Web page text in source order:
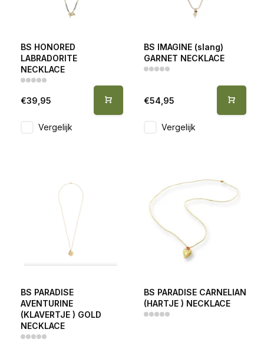
BS HONORED
LABRADORITE
NECKLACE
€39,95
Vergelijk
BS IMAGINE (slang)
GARNET NECKLACE
€54,95
Vergelijk
BS PARADISE
AVENTURINE
(KLAVERTJE ) GOLD
NECKLACE
BS PARADISE CARNELIAN
(HARTJE ) NECKLACE